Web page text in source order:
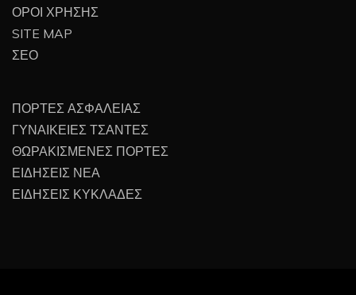
ΟΡΟΙ ΧΡΗΣΗΣ
SITE MAP
ΣΕΟ
ΠΟΡΤΕΣ ΑΣΦΑΛΕΙΑΣ
ΓΥΝΑΙΚΕΙΕΣ ΤΣΑΝΤΕΣ
ΘΩΡΑΚΙΣΜΕΝΕΣ ΠΟΡΤΕΣ
ΕΙΔΗΣΕΙΣ ΝΕΑ
ΕΙΔΗΣΕΙΣ ΚΥΚΛΑΔΕΣ